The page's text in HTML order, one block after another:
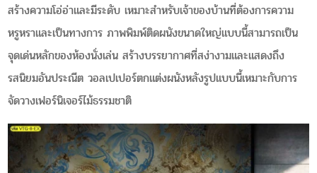
สร้างความโอ่อ่าและมีระดับ เหมาะสำหรับเจ้าของบ้านที่ต้องการความ
หรูหราและเป็นทางการ ภาพพิมพ์ติดผนังขนาดใหญ่แบบนี้สามารถเป็น
จุดเด่นหลักของห้องนั่งเล่น สร้างบรรยากาศที่สง่างามและแสดงถึง
รสนิยมอันประณีต วอลเปเปอร์ตกแต่งผนังหลังรูปแบบนี้เหมาะกับการ
จัดวางเฟอร์นิเจอร์ไม้ธรรมชาติ